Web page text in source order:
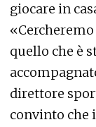
giocare in
quello che è
direttore
convinto che